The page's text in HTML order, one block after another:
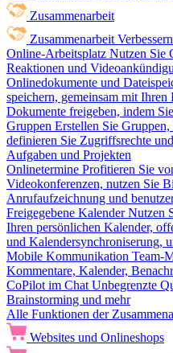
Zusammenarbeit
Zusammenarbeit
Online-Arbeitsplatz Nutzen Sie
Reaktionen und
Onlinedokumente und
speichern, gemeinsam mit
Dokumente freigeben, indem
Gruppen Erstellen Sie
definieren Sie Zugriffsrechte
Aufgaben und Projekten
Onlinetermine Profitieren Sie
Videokonferenzen, nutzen Sie
Anrufaufzeichnung und
Freigegebene Kalender Nutzen
Ihren persönlichen Kalender,
und Kalendersynchroniserung,
Mobile Kommunikation Team-
Kommentare, Kalender,
CoPilot im Chat Unbegrenzte
Brainstorming und mehr
Alle Funktionen der
Websites und Onlineshops